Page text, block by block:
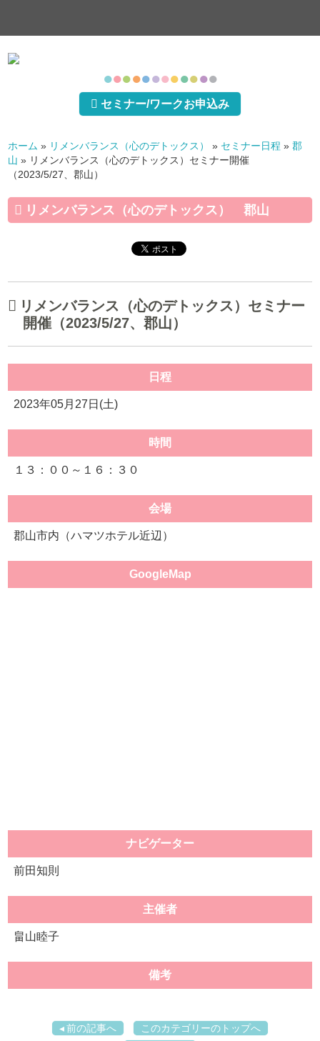
●●●●●●●●●●●●
セミナー/ワークお申込み
ホーム » リメンバランス（心のデトックス） » セミナー日程 »郡
山 » リメンバランス（心のデトックス）セミナー開催
（2023/5/27、郡山）
リメンバランス（心のデトックス） 郡山
リメンバランス（心のデトックス）セミナー
開催（2023/5/27、郡山）
日程
2023年05月27日(土)
時間
１３：００～１６：３０
会場
郡山市内（ハマツホテル近辺）
GoogleMap
ナビゲーター
前田知則
主催者
畠山睦子
備考
前の記事へ
このカテゴリーのトップへ